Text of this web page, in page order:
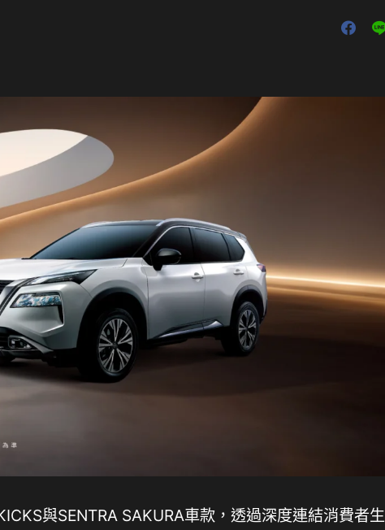
與SENTRA SAKURA車款，透過深度連結消費者生